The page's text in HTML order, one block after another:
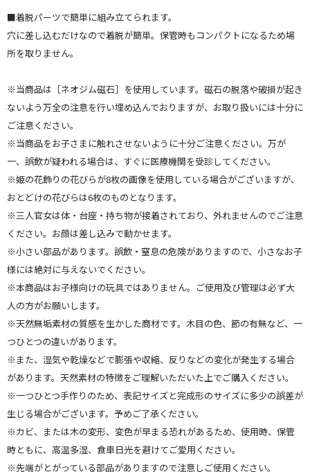
■着脱パーツで簡単に組み立てられます。
穴に差し込むだけなので着脱が簡単。保管時もコンパクトになるため場
所を取りません。
※当商品は［ネオジム磁石］を使用しています。磁石の脱落や破損が起き
ないよう万全の注意を行い埋め込んでおりますが、お取り扱いには十分に
ご注意ください。
※当商品をお子さまに触れさせないように十分ご注意ください。万が
一、誤飲が疑われる場合は、すぐに医療機関を受診してください。
※姫の花飾りの花びらが8枚の画像を使用している場合がございますが、
おとどけの花びらは6枚のものとなります。
※三人官女は体・台座・持ち物が接着されており、外れませんのでご注意
ください。お顔は差し込みで動かせます。
※小さい部品があります。誤飲・窒息の危険がありますので、小さなお子
様には絶対に与えないでください。
※本商品はお子様向けの玩具ではありません。ご使用及び管理は必ず大
人の方がお願いします。
※天然無垢素材の質感を生かした商材です。木目の色、節の有無など、一
つひとつの違いがあります。
※また、湿気や乾燥などで膨張や収縮、反りなどの変化が発生する場合
があります。天然素材の特徴をご理解いただいた上でご購入ください。
※一つひとつ手作りのため、表記サイズと完成形のサイズに多少の誤差が
生じる場合がございます。予めご了承ください。
※カビ、または木の変形、変色が早まる恐れがあるため、使用時、保管
時ともに、高温多湿、食車日光を避けてご愛用ください。
※先端がとがっている部品がありますので注意しご使用ください。